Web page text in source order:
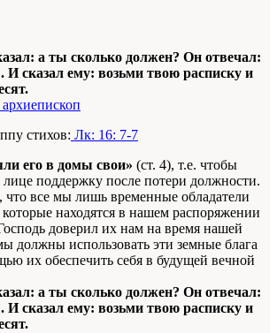
а ты сколько должен? Он отвечал:
сказал ему: возьми твою расписку и
стихов: Лк: 16: 7-7
его в домы свои» (ст. 4), т.е. чтобы
лице поддержку после потери должности.
все мы лишь временные обладатели
находятся в нашем распоряжении
доверил их нам на время нашей
должны использовать эти земные блага
их обеспечить себя в будущей вечной
а ты сколько должен? Он отвечал:
сказал ему: возьми твою расписку и